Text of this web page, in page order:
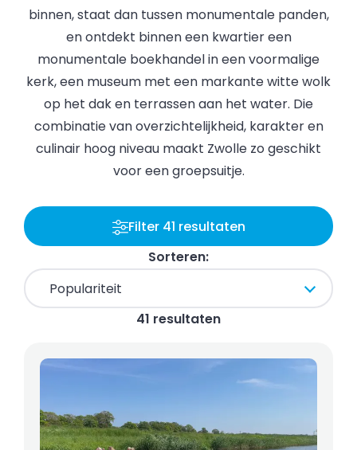
binnen, staat dan tussen monumentale panden,
en ontdekt binnen een kwartier een
monumentale boekhandel in een voormalige
kerk, een museum met een markante witte wolk
op het dak en terrassen aan het water. Die
combinatie van overzichtelijkheid, karakter en
culinair hoog niveau maakt Zwolle zo geschikt
voor een groepsuitje.
Filter 41 resultaten
41 resultaten
Sorteren: